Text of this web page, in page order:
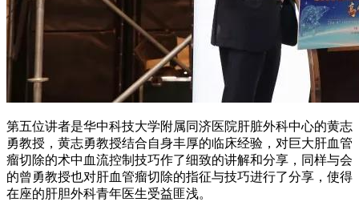
第五位讲者是华中科技大学附属同济医院肝脏外科中心的黄志
勇教授，黄志勇教授结合自身丰厚的临床经验，对巨大肝血管
瘤切除的术中血流控制技巧作了细致的讲解和分享，同样与会
的曾勇教授也对肝血管瘤切除的指征与技巧进行了分享，使得
在座的肝胆外科青年医生受益匪浅。